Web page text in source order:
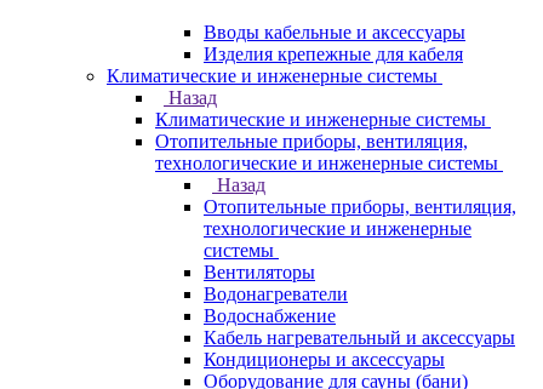
Вводы кабельные и аксессуары
Изделия крепежные для кабеля
Климатические и инженерные системы
Назад
Климатические и инженерные системы
Отопительные приборы, вентиляция,
технологические и инженерные системы
Назад
Отопительные приборы, вентиляция,
технологические и инженерные
системы
Вентиляторы
Водонагреватели
Водоснабжение
Кабель нагревательный и аксессуары
Кондиционеры и аксессуары
Оборудование для сауны (бани)